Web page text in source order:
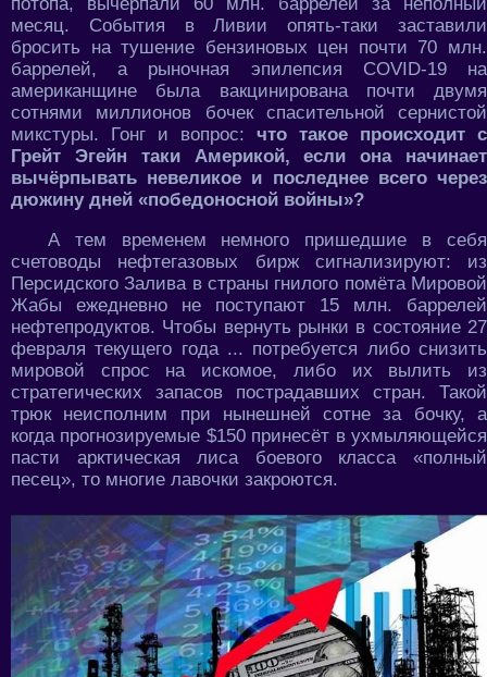
месяц. События в Ливии опять-таки заставили
бросить на тушение бензиновых цен почти 70 млн.
баррелей, а рыночная эпилепсия COVID-19 на
американщине была вакцинирована почти двумя
сотнями миллионов бочек спасительной сернистой
микстуры. Гонг и вопрос: что такое происходит с
Грейт Эгейн таки Америкой, если она начинает
вычёрпывать невеликое и последнее всего через
дюжину дней «победоносной войны»?
А тем временем немного пришедшие в себя
счетоводы нефтегазовых бирж сигнализируют: из
Персидского Залива в страны гнилого помёта Мировой
Жабы ежедневно не поступают 15 млн. баррелей
нефтепродуктов. Чтобы вернуть рынки в состояние 27
февраля текущего года ... потребуется либо снизить
мировой спрос на искомое, либо их вылить из
стратегических запасов пострадавших стран. Такой
трюк неисполним при нынешней сотне за бочку, а
когда прогнозируемые $150 принесёт в ухмыляющейся
пасти арктическая лиса боевого класса «полный
песец», то многие лавочки закроются.